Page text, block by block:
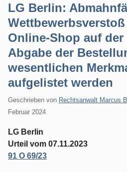
LG Berlin:
Online-Shop auf der
Abgabe der
wesentlichen
aufgelistet werden
Geschrieben von Rechtsanwalt Marcus
Februar 2024
LG Berlin
Urteil vom 07.11.2023
91 O 69/23